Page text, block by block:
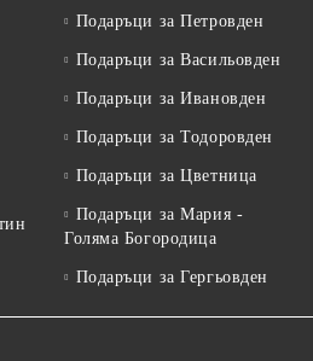
Подаръци за Петровден
Подаръци за Васильовден
Подаръци за Ивановден
Подаръци за Тодоровден
Подаръци за Цветница
Подаръци за Мария -
Голяма Богородица
Подаръци за Гергьовден